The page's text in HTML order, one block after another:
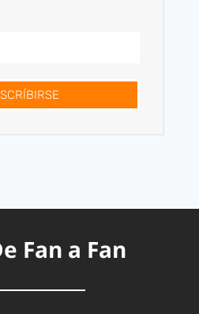
Fan a Fan